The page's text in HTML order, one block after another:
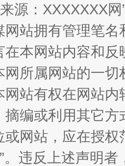
茂县开幕 规模
源：XXXXXXX
网站拥有管理笔
在本网站内容和
网所属网站的一
网站有权在网站
摘编或利用其它
或网站，应在授
。违反上述声明